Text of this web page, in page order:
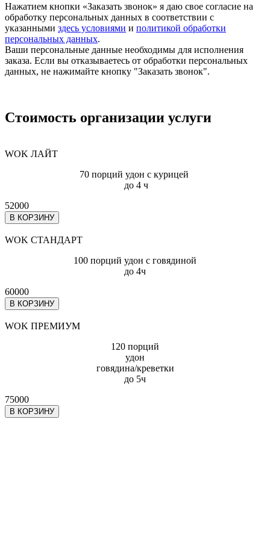
Нажатием кнопки «Заказать звонок» я даю свое согласие на
обработку персональных данных в соответствии с
указанными здесь условиями и политикой обработки
персональных данных.
Ваши персональные данные необходимы для исполнения
заказа. Если вы отказываетесь от обработки персональных
данных, не нажимайте кнопку "Заказать звонок".
Стоимость организации услуги
WOK ЛАЙТ
70 порций удон с курицей
до 4 ч
52000
В КОРЗИНУ
WOK СТАНДАРТ
100 порций удон с говядиной
до 4ч
60000
В КОРЗИНУ
WOK ПРЕМИУМ
120 порций
удон
говядина/креветки
до 5ч
75000
В КОРЗИНУ